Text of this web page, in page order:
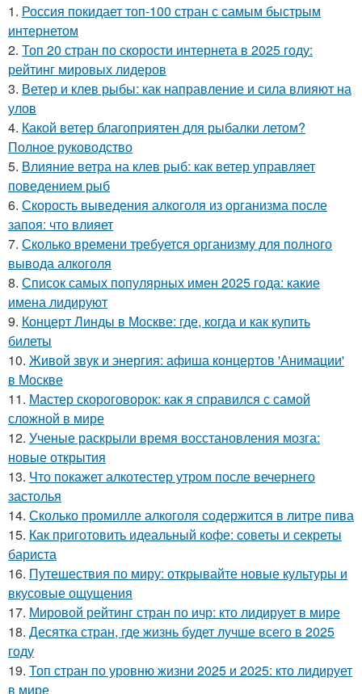
1. Россия покидает топ-100 стран с самым быстрым
интернетом
2. Топ 20 стран по скорости интернета в 2025 году:
рейтинг мировых лидеров
3. Ветер и клев рыбы: как направление и сила влияют на
улов
4. Какой ветер благоприятен для рыбалки летом?
Полное руководство
5. Влияние ветра на клев рыб: как ветер управляет
поведением рыб
6. Скорость выведения алкоголя из организма после
запоя: что влияет
7. Сколько времени требуется организму для полного
вывода алкоголя
8. Список самых популярных имен 2025 года: какие
имена лидируют
9. Концерт Линды в Москве: где, когда и как купить
билеты
10. Живой звук и энергия: афиша концертов 'Анимации'
в Москве
11. Мастер скороговорок: как я справился с самой
сложной в мире
12. Ученые раскрыли время восстановления мозга:
новые открытия
13. Что покажет алкотестер утром после вечернего
застолья
14. Сколько промилле алкоголя содержится в литре пива
15. Как приготовить идеальный кофе: советы и секреты
бариста
16. Путешествия по миру: открывайте новые культуры и
вкусовые ощущения
17. Мировой рейтинг стран по ичр: кто лидирует в мире
18. Десятка стран, где жизнь будет лучше всего в 2025
году
19. Топ стран по уровню жизни 2025 и 2025: кто лидирует
в мире